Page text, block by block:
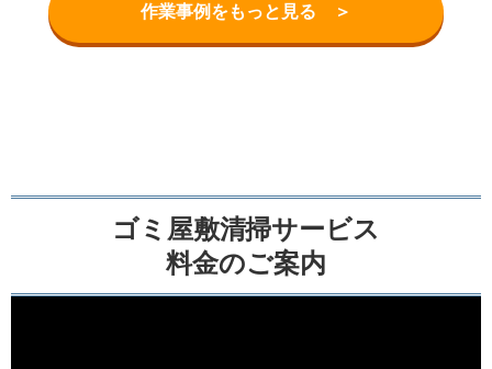
作業事例をもっと見る ＞
ゴミ屋敷清掃サービス
料金のご案内